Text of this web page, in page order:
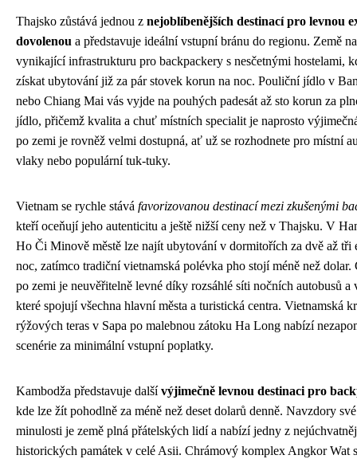
Thajsko zůstává jednou z nejoblíbenějších destinací pro levnou
dovolenou a představuje ideální vstupní bránu do regionu. Země
vynikající infrastrukturu pro backpackery s nesčetnými hostelami,
získat ubytování již za pár stovek korun na noc. Pouliční jídlo v
nebo Chiang Mai vás vyjde na pouhých padesát až sto korun za
jídlo, přičemž kvalita a chuť místních specialit je naprosto
po zemi je rovněž velmi dostupná, ať už se rozhodnete pro místní
vlaky nebo populární tuk-tuky.
Vietnam se rychle stává favorizovanou destinací mezi zkušenými
kteří oceňují jeho autenticitu a ještě nižší ceny než v Thajsku. V
Ho Či Minově městě lze najít ubytování v dormitořích za dvě až tři
noc, zatímco tradiční vietnamská polévka pho stojí méně než dolar.
po zemi je neuvěřitelně levné díky rozsáhlé síti nočních autobusů a
které spojují všechna hlavní města a turistická centra. Vietnamská
rýžových teras v Sapa po malebnou zátoku Ha Long nabízí
scenérie za minimální vstupní poplatky.
Kambodža představuje dalšívýjimečně levnou destinaci pro
kde lze žít pohodlně za méně než deset dolarů denně. Navzdory
minulosti je země plná přátelských lidí a nabízí jedny z
historických památek v celé Asii. Chrámový komplex Angkor Wat